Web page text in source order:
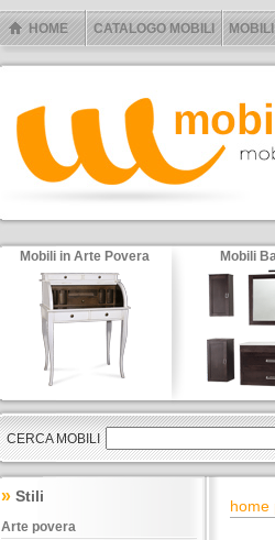
HOME CATALOGO MOBILI
Mobili in Arte Povera Mobili
CERCA MOBILI
» Stili
Arte povera
home